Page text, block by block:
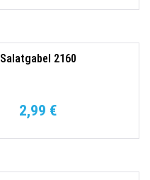
Salatgabel 2160
2,99 €